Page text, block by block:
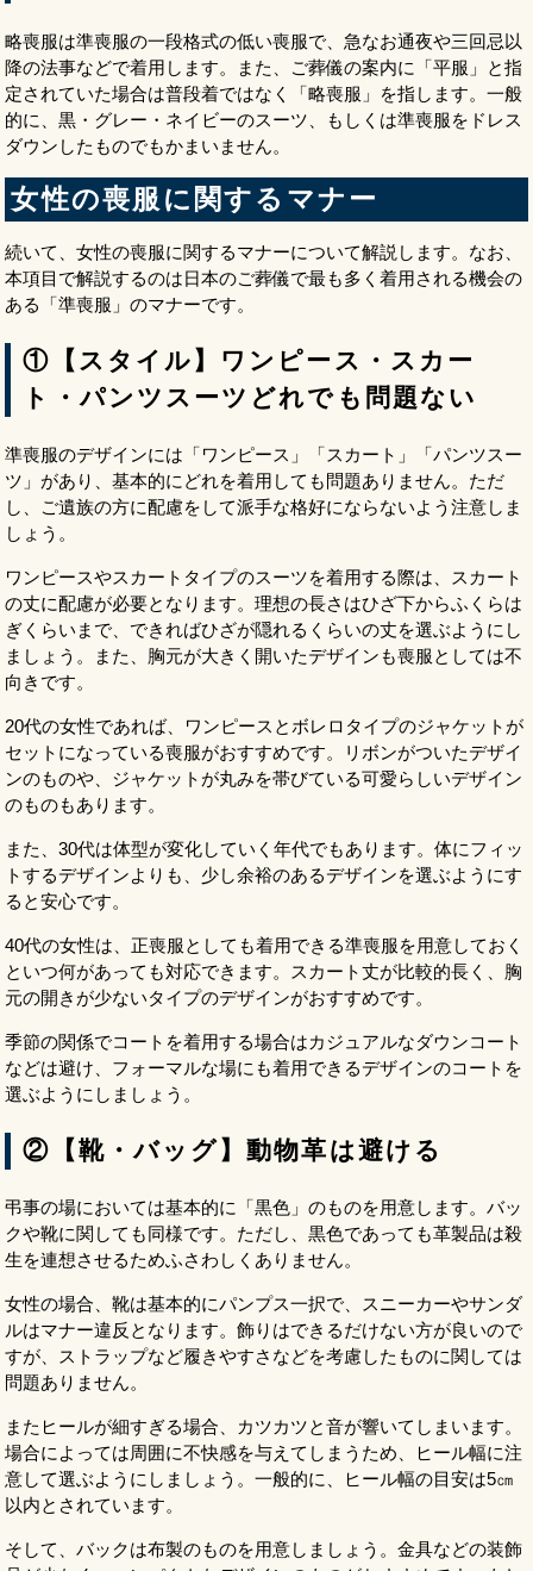
略喪服は準喪服の一段格式の低い喪服で、急なお通夜や三回忌以
降の法事などで着用します。また、ご葬儀の案内に「平服」と指
定されていた場合は普段着ではなく「略喪服」を指します。一般
的に、黒・グレー・ネイビーのスーツ、もしくは準喪服をドレス
ダウンしたものでもかまいません。
女性の喪服に関するマナー
続いて、女性の喪服に関するマナーについて解説します。なお、
本項目で解説するのは日本のご葬儀で最も多く着用される機会の
ある「準喪服」のマナーです。
①【スタイル】ワンピース・スカー
ト・パンツスーツどれでも問題ない
準喪服のデザインには「ワンピース」「スカート」「パンツスー
ツ」があり、基本的にどれを着用しても問題ありません。ただ
し、ご遺族の方に配慮をして派手な格好にならないよう注意しま
しょう。
ワンピースやスカートタイプのスーツを着用する際は、スカート
の丈に配慮が必要となります。理想の長さはひざ下からふくらは
ぎくらいまで、できればひざが隠れるくらいの丈を選ぶようにし
ましょう。また、胸元が大きく開いたデザインも喪服としては不
向きです。
20代の女性であれば、ワンピースとボレロタイプのジャケットが
セットになっている喪服がおすすめです。リボンがついたデザイ
ンのものや、ジャケットが丸みを帯びている可愛らしいデザイン
のものもあります。
また、30代は体型が変化していく年代でもあります。体にフィッ
トするデザインよりも、少し余裕のあるデザインを選ぶようにす
ると安心です。
40代の女性は、正喪服としても着用できる準喪服を用意しておく
といつ何があっても対応できます。スカート丈が比較的長く、胸
元の開きが少ないタイプのデザインがおすすめです。
季節の関係でコートを着用する場合はカジュアルなダウンコート
などは避け、フォーマルな場にも着用できるデザインのコートを
選ぶようにしましょう。
②【靴・バッグ】動物革は避ける
弔事の場においては基本的に「黒色」のものを用意します。バッ
クや靴に関しても同様です。ただし、黒色であっても革製品は殺
生を連想させるためふさわしくありません。
女性の場合、靴は基本的にパンプス一択で、スニーカーやサンダ
ルはマナー違反となります。飾りはできるだけない方が良いので
すが、ストラップなど履きやすさなどを考慮したものに関しては
問題ありません。
またヒールが細すぎる場合、カツカツと音が響いてしまいます。
場合によっては周囲に不快感を与えてしまうため、ヒール幅に注
意して選ぶようにしましょう。一般的に、ヒール幅の目安は5㎝
以内とされています。
そして、バックは布製のものを用意しましょう。金具などの装飾